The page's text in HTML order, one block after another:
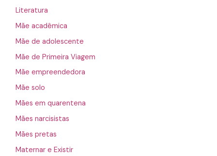
Literatura
Mãe acadêmica
Mãe de adolescente
Mãe de Primeira Viagem
Mãe empreendedora
Mãe solo
Mães em quarentena
Mães narcisistas
Mães pretas
Maternar e Existir